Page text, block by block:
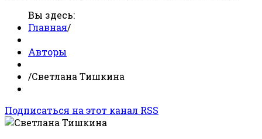
Вы здесь:
Главная/
Авторы
/Светлана Тишкина
Подписаться на этот канал RSS